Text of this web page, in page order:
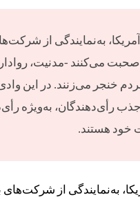
به‌نمایندگی از
صحبت می‌کنند -مدنیت،
خنجر می‌زنند. در این
رأی‌دهندگان، به‌ویژه
خود هستند.
به‌نمایندگی از